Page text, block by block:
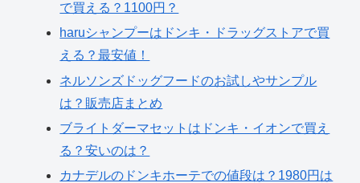
で買える？1100円？
haruシャンプーはドンキ・ドラッグストアで買
える？最安値！
ネルソンズドッグフードのお試しやサンプル
は？販売店まとめ
ブライトダーマセットはドンキ・イオンで買え
る？安いのは？
カナデルのドンキホーテでの値段は？1980円は